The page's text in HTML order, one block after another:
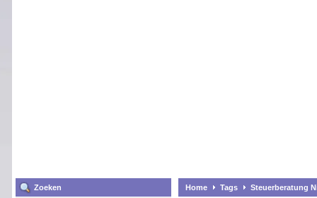
Zoeken Home Tags Steuerberatung